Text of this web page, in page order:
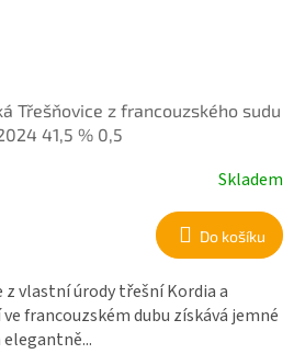
Třešňovice z francouzského sudu
41,5 % 0,5
Skladem
Do košíku
vlastní úrody třešní Kordia a
francouzském dubu získává jemné